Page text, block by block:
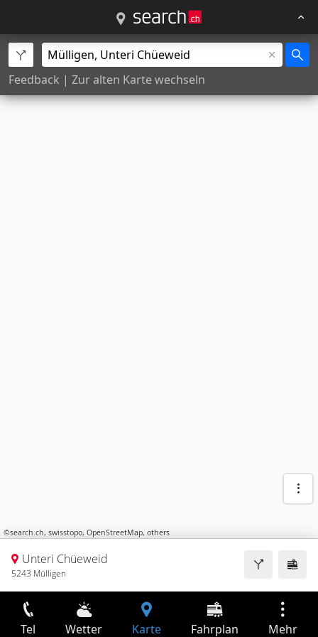
Feedback | Zur alten Karte wechseln
©search.ch, swisstopo, OpenStreetMap, others
Unteri Chüeweid
5243 Mülligen
Tel Wetter Karte Fahrplan Mehr